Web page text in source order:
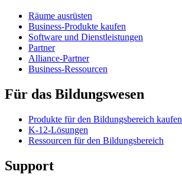
Räume ausrüsten
Business-Produkte kaufen
Software und Dienstleistungen
Partner
Alliance-Partner
Business-Ressourcen
Für das Bildungswesen
Produkte für den Bildungsbereich kaufen
K-12-Lösungen
Ressourcen für den Bildungsbereich
Support